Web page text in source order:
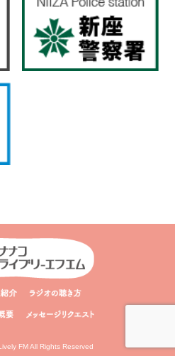
FM All Rights Reserved